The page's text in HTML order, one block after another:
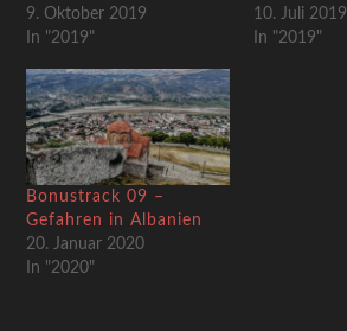
9. Oktober 2019
In "2019"
10. Juli 2019
In "2019"
Bonustrack 09 –
Gefahren in Albanien
20. Januar 2020
In "2020"